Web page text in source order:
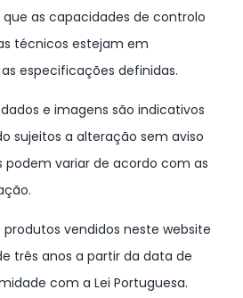
as capacidades de controlo
técnicos estejam em
especificações definidas.
e imagens são indicativos
sujeitos a alteração sem aviso
podem variar de acordo com as
produtos vendidos neste website
três anos a partir da data de
com a Lei Portuguesa.